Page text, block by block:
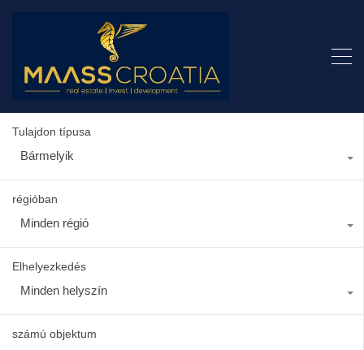
Tulajdon típusa
Bármelyik
régióban
Minden régió
Elhelyezkedés
Minden helyszín
számú objektum